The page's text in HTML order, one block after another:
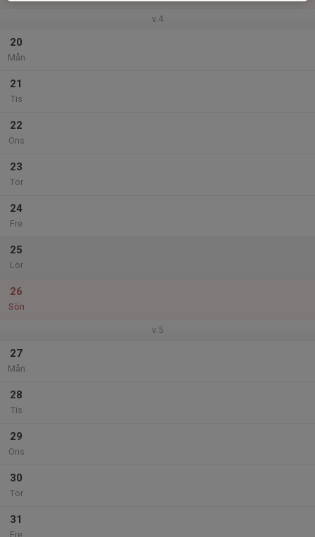
v.4
20
Mån
21
Tis
22
Ons
23
Tor
24
Fre
25
Lör
26
Sön
v.5
27
Mån
28
Tis
29
Ons
30
Tor
31
Fre